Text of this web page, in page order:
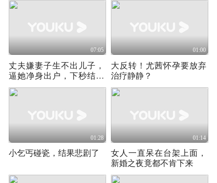
07:05
丈夫嫌妻子生不出儿子，
逼她净身出户，下秒结局
意外
01:00
大反转！尤茜怀孕要放弃
治疗静静？
01:28
小乞丐碰瓷，结果悲剧了
01:14
女人一直呆在台架上面，
新婚之夜竟都不肯下来